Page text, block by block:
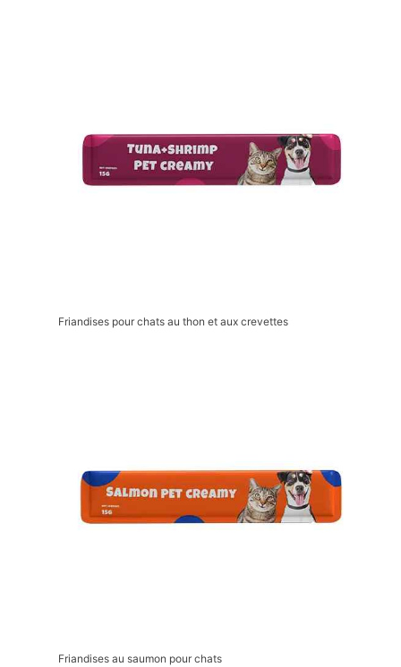
Friandises pour chats au thon et aux crevettes
Friandises au saumon pour chats